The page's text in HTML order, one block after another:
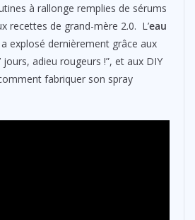
à rallonge remplies de sérums
recettes de grand-mère 2.0. L’eau
explosé dernièrement grâce aux
adieu rougeurs !”, et aux DIY
fabriquer son spray